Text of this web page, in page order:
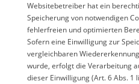
Websitebetreiber hat ein
Speicherung von notwendigen
fehlerfreien und optimierten
Sofern eine Einwilligung zur
vergleichbaren
wurde, erfolgt die Verarbeitung
dieser Einwilligung (Art. 6 Abs. 1